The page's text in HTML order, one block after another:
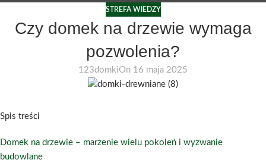
STREFA WIEDZY
Czy domek na drzewie wymaga
pozwolenia?
123domkiOn 16 maja 2025
Spis treści
Domek na drzewie – marzenie wielu pokoleń i wyzwanie
budowlane